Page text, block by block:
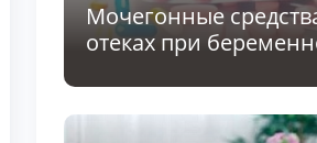
Мочегонные
отеках при